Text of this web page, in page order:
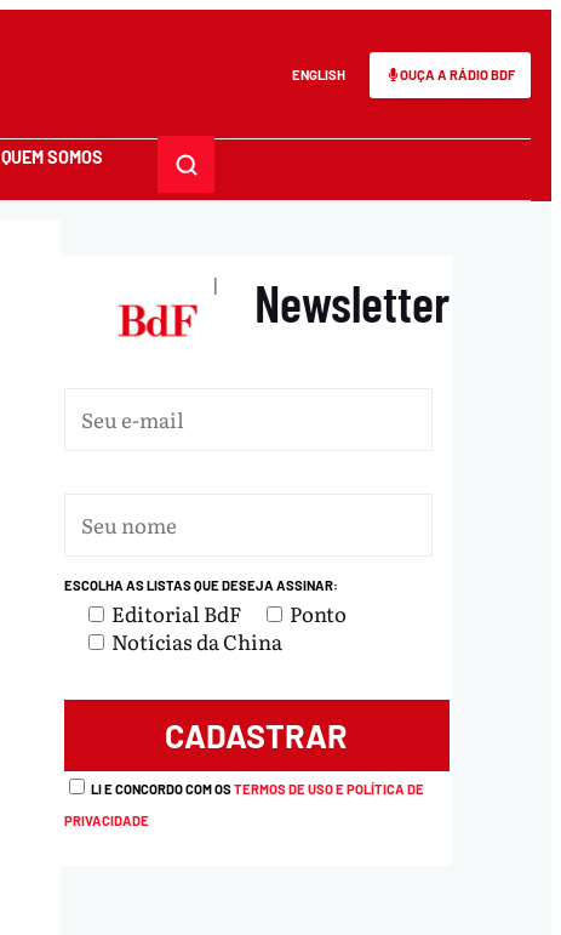
ENGLISH OUÇA A RÁDIO BDF
QUEM SOMOS
| Newsletter
ESCOLHA AS LISTAS QUE DESEJA ASSINAR:
Editorial BdF
Ponto
Notícias da China
LI E CONCORDO COM OSTERMOS DE USO E POLÍTICA DE
PRIVACIDADE